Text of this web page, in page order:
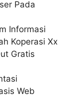
Pada
Informasi
Koperasi Xx
Gratis
Web